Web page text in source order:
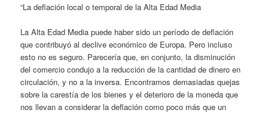
“La deflación local o temporal de la Alta Edad Media
La Alta Edad Media puede haber sido un período de deflación
que contribuyó al declive económico de Europa. Pero incluso
esto no es seguro. Parecería que, en conjunto, la disminución
del comercio condujo a la reducción de la cantidad de dinero en
circulación, y no a la inversa. Encontramos demasiadas quejas
sobre la carestía de los bienes y el deterioro de la moneda que
nos llevan a considerar la deflación como poco más que un